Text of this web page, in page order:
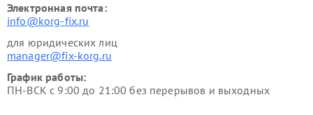
Электронная почта:
info@korg-fix.ru
для юридических лиц
manager@fix-korg.ru
График работы:
ПН-ВСК с 9:00 до 21:00 без перерывов и выходных